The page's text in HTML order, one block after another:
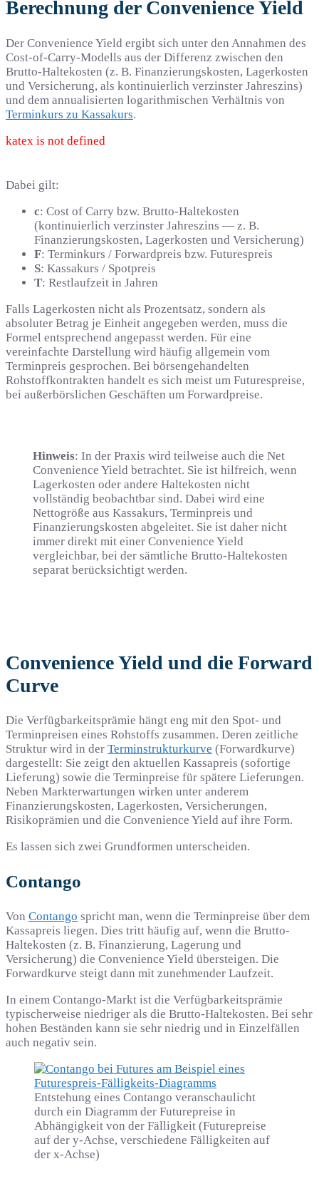
Berechnung der Convenience Yield
Der Convenience Yield ergibt sich unter den Annahmen des
Cost-of-Carry-Modells aus der Differenz zwischen den
Brutto-Haltekosten (z. B. Finanzierungskosten, Lagerkosten
und Versicherung, als kontinuierlich verzinster Jahreszins)
und dem annualisierten logarithmischen Verhältnis von
Terminkurs zu Kassakurs.
katex is not defined
Dabei gilt:
c: Cost of Carry bzw. Brutto-Haltekosten
(kontinuierlich verzinster Jahreszins — z. B.
Finanzierungskosten, Lagerkosten und Versicherung)
F: Terminkurs / Forwardpreis bzw. Futurespreis
S: Kassakurs / Spotpreis
T: Restlaufzeit in Jahren
Falls Lagerkosten nicht als Prozentsatz, sondern als
absoluter Betrag je Einheit angegeben werden, muss die
Formel entsprechend angepasst werden. Für eine
vereinfachte Darstellung wird häufig allgemein vom
Terminpreis gesprochen. Bei börsengehandelten
Rohstoffkontrakten handelt es sich meist um Futurespreise,
bei außerbörslichen Geschäften um Forwardpreise.
Hinweis: In der Praxis wird teilweise auch die Net
Convenience Yield betrachtet. Sie ist hilfreich, wenn
Lagerkosten oder andere Haltekosten nicht
vollständig beobachtbar sind. Dabei wird eine
Nettogröße aus Kassakurs, Terminpreis und
Finanzierungskosten abgeleitet. Sie ist daher nicht
immer direkt mit einer Convenience Yield
vergleichbar, bei der sämtliche Brutto-Haltekosten
separat berücksichtigt werden.
Convenience Yield und die Forward
Curve
Die Verfügbarkeitsprämie hängt eng mit den Spot- und
Terminpreisen eines Rohstoffs zusammen. Deren zeitliche
Struktur wird in der Terminstrukturkurve (Forwardkurve)
dargestellt: Sie zeigt den aktuellen Kassapreis (sofortige
Lieferung) sowie die Terminpreise für spätere Lieferungen.
Neben Markterwartungen wirken unter anderem
Finanzierungskosten, Lagerkosten, Versicherungen,
Risikoprämien und die Convenience Yield auf ihre Form.
Es lassen sich zwei Grundformen unterscheiden.
Contango
Von Contango spricht man, wenn die Terminpreise über dem
Kassapreis liegen. Dies tritt häufig auf, wenn die Brutto-
Haltekosten (z. B. Finanzierung, Lagerung und
Versicherung) die Convenience Yield übersteigen. Die
Forwardkurve steigt dann mit zunehmender Laufzeit.
In einem Contango-Markt ist die Verfügbarkeitsprämie
typischerweise niedriger als die Brutto-Haltekosten. Bei sehr
hohen Beständen kann sie sehr niedrig und in Einzelfällen
auch negativ sein.
Entstehung eines Contango veranschaulicht
durch ein Diagramm der Futurepreise in
Abhängigkeit von der Fälligkeit (Futurepreise
auf der y-Achse, verschiedene Fälligkeiten auf
der x-Achse)